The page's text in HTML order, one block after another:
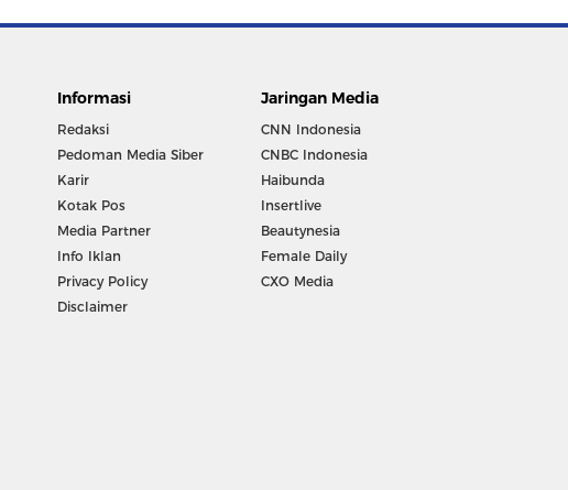
Informasi
Redaksi
Pedoman Media Siber
Karir
Kotak Pos
Media Partner
Info Iklan
Privacy Policy
Disclaimer
Jaringan Media
CNN Indonesia
CNBC Indonesia
Haibunda
Insertlive
Beautynesia
Female Daily
CXO Media